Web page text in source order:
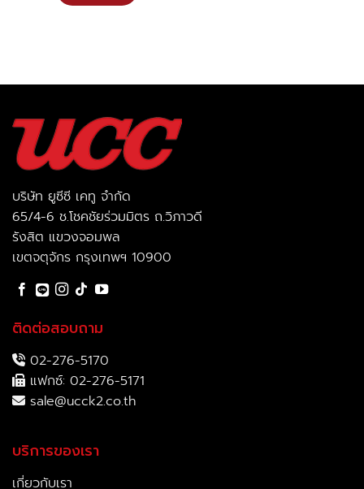
บริษัท ยูซีซี เคทู จำกัด
65/4-6 ช.โชคชัยร่วมมิตร ถ.วิภาวดี
รังสิต แขวงจอมพล
เขตจตุจักร กรุงเทพฯ 10900
ติดต่อสอบถาม
02-276-5170
แฟกซ์: 02-276-5171
sale@ucck2.co.th
บริการของเรา
เกี่ยวกับเรา